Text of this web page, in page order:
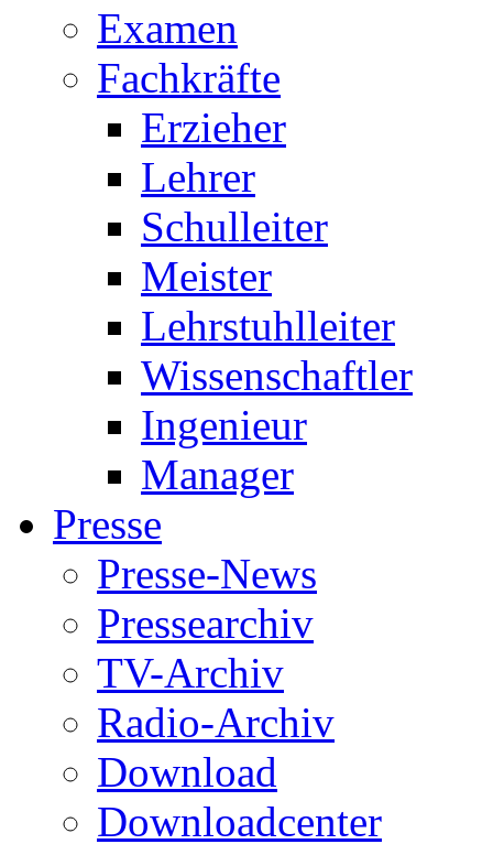
Examen
Fachkräfte
Erzieher
Lehrer
Schulleiter
Meister
Lehrstuhlleiter
Wissenschaftler
Ingenieur
Manager
Presse
Presse-News
Pressearchiv
TV-Archiv
Radio-Archiv
Download
Downloadcenter